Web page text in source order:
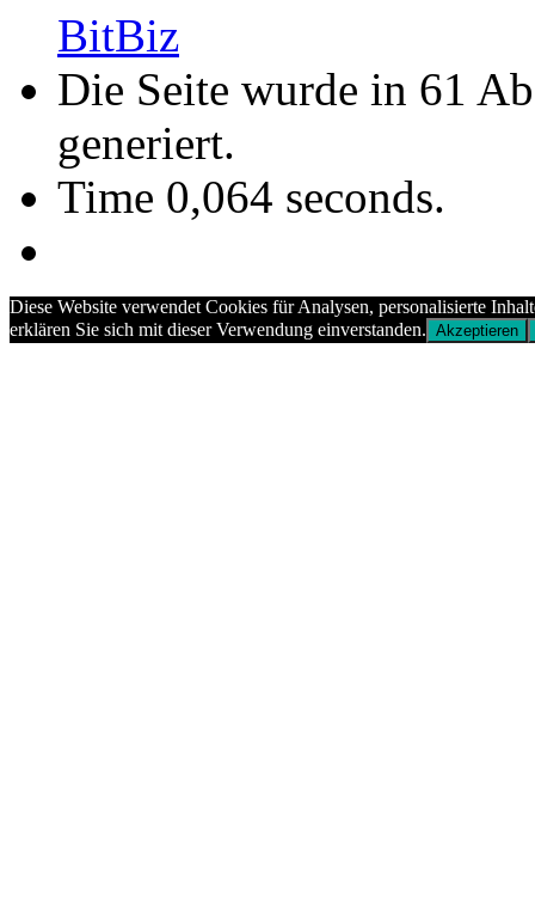
BitBiz
Die Seite wurde in 61
generiert.
Time 0,064 seconds.
Diese Website verwendet Cookies für Analysen, personalisierte
erklären Sie sich mit dieser Verwendung einverstanden. Akzeptieren